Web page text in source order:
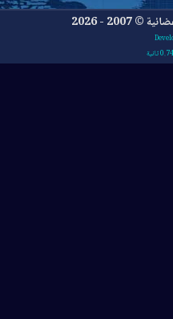
2026